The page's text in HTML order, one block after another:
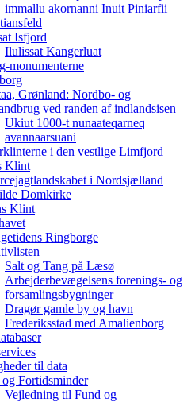
immallu akornanni Inuit Piniarfii
Isfjord
Ilulissat Kangerluat
monumenterne
Grønland: Nordbo- og
ved randen af indlandsisen
Ukiut 1000-t nunaateqarneq
avannaarsuani
i den vestlige Limfjord
Klint
i Nordsjælland
Domkirke
Klint
Ringborge
Salt og Tang på Læsø
Arbejderbevægelsens forenings- og
forsamlingsbygninger
Dragør gamle by og havn
Frederiksstad med Amalienborg
til data
Fortidsminder
Vejledning til Fund og